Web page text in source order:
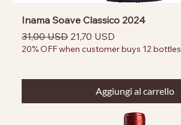
Inama Soave Classico 2024
Prezzo regolare
31,00 USD Prezzo scontato
21,70 USD
20% OFF when customer buys 12 bottles
Aggiungi al carrello